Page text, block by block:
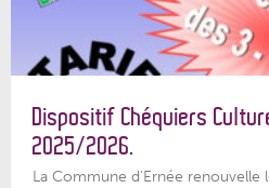
Dispositif Chéquiers
2025/2026.
La Commune d'Ernée renouvelle